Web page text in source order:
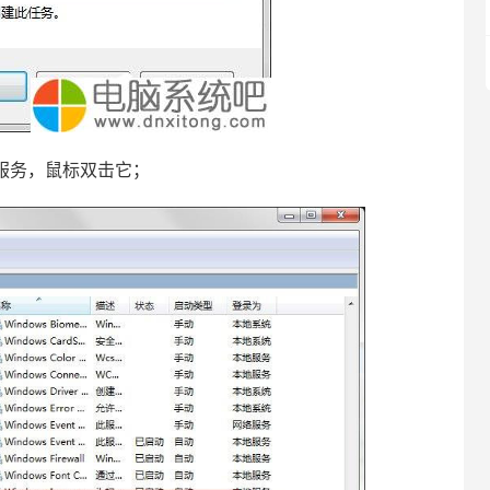
，鼠标双击它；